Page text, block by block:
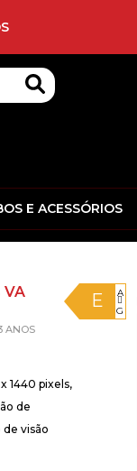
E ACESSÓRIOS
A
G
E
VA
ANOS
1440 pixels,
de
visão